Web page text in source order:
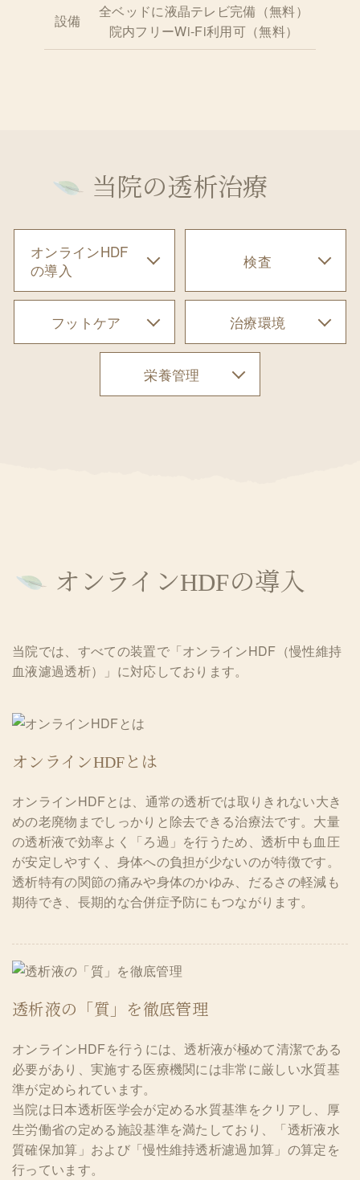
設備
全ベッドに液晶テレビ完備（無料）
院内フリーWi-Fi利用可（無料）
当院の透析治療
オンラインHDF
の導入
検査
フットケア 治療環境
栄養管理
オンラインHDFの導入
当院では、すべての装置で「オンラインHDF（慢性維持
血液濾過透析）」に対応しております。
オンラインHDFとは
オンラインHDFとは、通常の透析では取りきれない大き
めの老廃物までしっかりと除去できる治療法です。大量
の透析液で効率よく「ろ過」を行うため、透析中も血圧
が安定しやすく、身体への負担が少ないのが特徴です。
透析特有の関節の痛みや身体のかゆみ、だるさの軽減も
期待でき、長期的な合併症予防にもつながります。
透析液の「質」を徹底管理
オンラインHDFを行うには、透析液が極めて清潔である
必要があり、実施する医療機関には非常に厳しい水質基
準が定められています。
当院は日本透析医学会が定める水質基準をクリアし、厚
生労働省の定める施設基準を満たしており、「透析液水
質確保加算」および「慢性維持透析濾過加算」の算定を
行っています。